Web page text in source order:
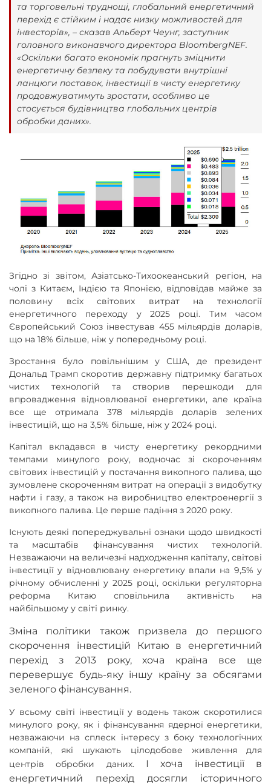
та торговельні труднощі, глобальний енергетичний
перехід є стійким і надає низку можливостей для
інвесторів», – сказав Альберт Чеунг, заступник
головного виконавчого директора BloombergNEF.
«Оскільки багато економік прагнуть зміцнити
енергетичну безпеку та побудувати внутрішні
ланцюги поставок, інвестиції в чисту енергетику
продовжуватимуть зростати, особливо це
стосується будівництва глобальних центрів
обробки даних».
Згідно зі звітом, Азіатсько-Тихоокеанський регіон, на
чолі з Китаєм, Індією та Японією, відповідав майже за
половину всіх світових витрат на технології
енергетичного переходу у 2025 році. Тим часом
Європейський Союз інвестував 455 мільярдів доларів,
що на 18% більше, ніж у попередньому році.
Зростання було повільнішим у США, де президент
Дональд Трамп скоротив державну підтримку багатьох
чистих технологій та створив перешкоди для
впровадження відновлюваної енергетики, але країна
все ще отримала 378 мільярдів доларів зелених
інвестицій, що на 3,5% більше, ніж у 2024 році.
Капітал вкладався в чисту енергетику рекордними
темпами минулого року, водночас зі скороченням
світових інвестицій у постачання викопного палива, що
зумовлене скороченням витрат на операції з видобутку
нафти і газу, а також на виробництво електроенергії з
викопного палива. Це перше падіння з 2020 року.
Існують деякі попереджувальні ознаки щодо швидкості
та масштабів фінансування чистих технологій.
Незважаючи на величезні надходження капіталу, світові
інвестиції у відновлювану енергетику впали на 9,5% у
річному обчисленні у 2025 році, оскільки регуляторна
реформа Китаю сповільнила активність на
найбільшому у світі ринку.
Зміна політики також призвела до першого
скорочення інвестицій Китаю в енергетичний
перехід з 2013 року, хоча країна все ще
перевершує будь-яку іншу країну за обсягами
зеленого фінансування.
У всьому світі інвестиції у водень також скоротилися
минулого року, як і фінансування ядерної енергетики,
незважаючи на сплеск інтересу з боку технологічних
компаній, які шукають цілодобове живлення для
центрів обробки даних.
І хоча інвестиції в
енергетичний перехід досягли історичного